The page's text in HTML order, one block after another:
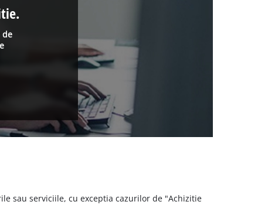
de
sau serviciile, cu exceptia cazurilor de "Achizitie